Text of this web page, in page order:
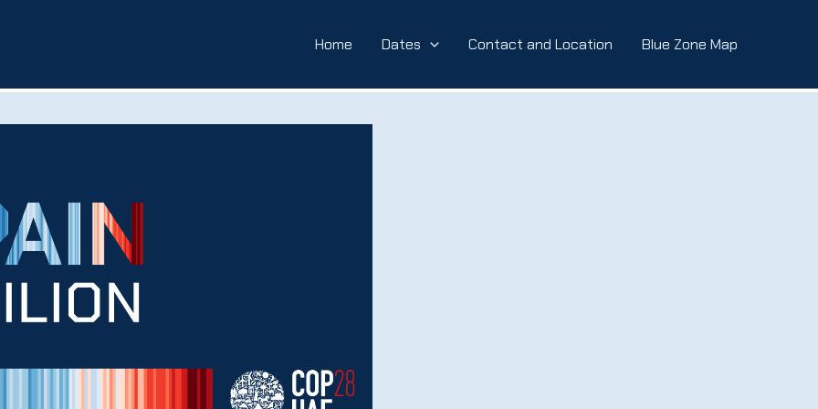
Home Dates Contact and Location Blue Zone Map